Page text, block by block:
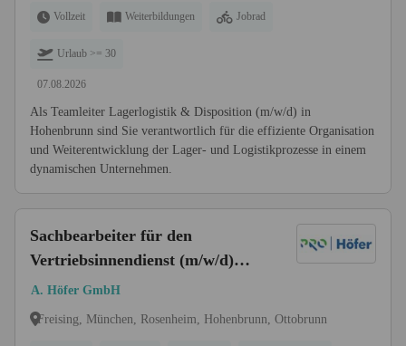
Vollzeit Weiterbildungen Jobrad
Urlaub >= 30
07.08.2026
Als Teamleiter Lagerlogistik & Disposition (m/w/d) in
Hohenbrunn sind Sie verantwortlich für die effiziente Organisation
und Weiterentwicklung der Lager- und Logistikprozesse in einem
dynamischen Unternehmen.
Sachbearbeiter für den
Vertriebsinnendienst (m/w/d)
Hohenbrunn
A. Höfer GmbH
Freising, München, Rosenheim, Hohenbrunn, Ottobrunn